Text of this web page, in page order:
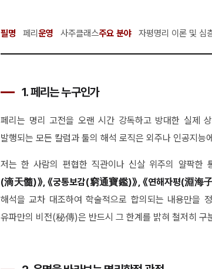
필명 페리 운영 사주클래스주요 분야 자평명리 이론 및 심
1. 페리는 누구인가
페리는 명리 고전을 오랜 시간 강독하고 방대한 실제
발행되는 모든 칼럼과 툴의 해석 로직은 외주나 인공지
저는 한 사람의 편협한 직관이나 신살 위주의 얄팍한
(滴天髓)》, 《궁통보감(窮通寶鑑)》, 《연해자평(淵海
해석을 교차 대조하여 학술적으로 합의되는 내용만을
유파만의 비전(秘傳)은 반드시 그 한계를 밝혀 철저히 구